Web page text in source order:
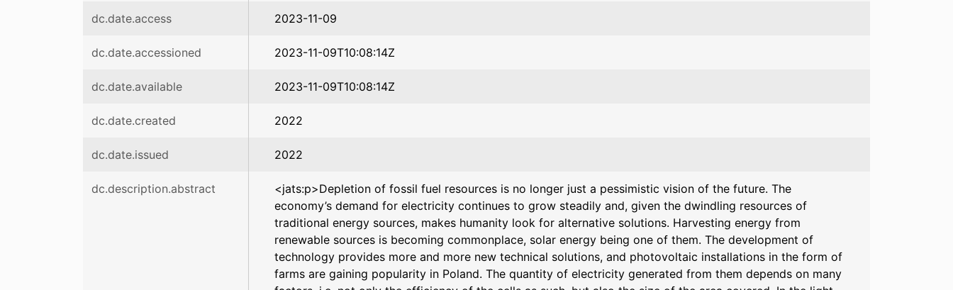
dc.date.access 2023-11-09
dc.date.accessioned 2023-11-09T10:08:14Z
dc.date.available 2023-11-09T10:08:14Z
dc.date.created 2022
dc.date.issued 2022
dc.description.abstract
<jats:p>Depletion of fossil fuel resources is no longer just a pessimistic vision of the future. The
economy’s demand for electricity continues to grow steadily and, given the dwindling resources of
traditional energy sources, makes humanity look for alternative solutions. Harvesting energy from
renewable sources is becoming commonplace, solar energy being one of them. The development of
technology provides more and more new technical solutions, and photovoltaic installations in the form of
farms are gaining popularity in Poland. The quantity of electricity generated from them depends on many